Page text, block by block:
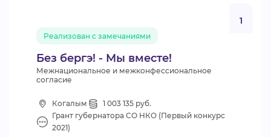
Без бергэ! - Мы вместе!
Реализован с замечаниями
1
Межнациональное и межконфессиональное
согласие
Когалым
1 003 135 руб.
Грант губернатора СО НКО (Первый конкурс
2021)